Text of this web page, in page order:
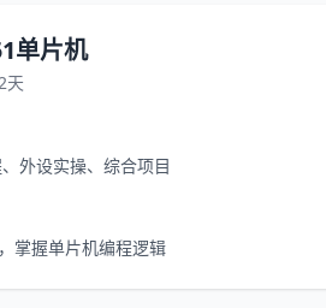
单片机
天
外设实操、综合项目
掌握单片机编程逻辑